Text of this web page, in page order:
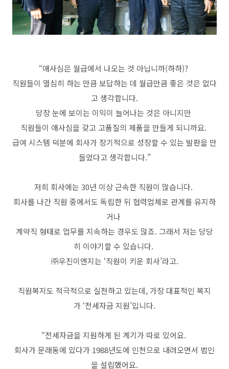
“애사심은 월급에서 나오는 것 아닙니까(하하)?
직원들이 열심히 하는 만큼 보답하는 데 월급만큼 좋은 것은 없다
고 생각합니다.
당장 눈에 보이는 이익이 늘어나는 것은 아니지만
직원들이 애사심을 갖고 고품질의 제품을 만들게 되니까요.
급여 시스템 덕분에 회사가 장기적으로 성장할 수 있는 발판을 만
들었다고 생각합니다.”
저희 회사에는 30년 이상 근속한 직원이 많습니다.
회사를 나간 직원 중에서도 독립한 뒤 협력업체로 관계를 유지하
거나
계약직 형태로 업무를 지속하는 경우도 많죠. 그래서 저는 당당
히 이야기할 수 있습니다.
㈜우진이엔지는 ‘직원이 키운 회사’라고.
직원복지도 적극적으로 실천하고 있는데, 가장 대표적인 복지
가 ‘전세자금 지원’입니다.
“전세자금을 지원하게 된 계기가 따로 있어요.
회사가 문래동에 있다가 1988년도에 인천으로 내려오면서 법인
을 설립했어요.